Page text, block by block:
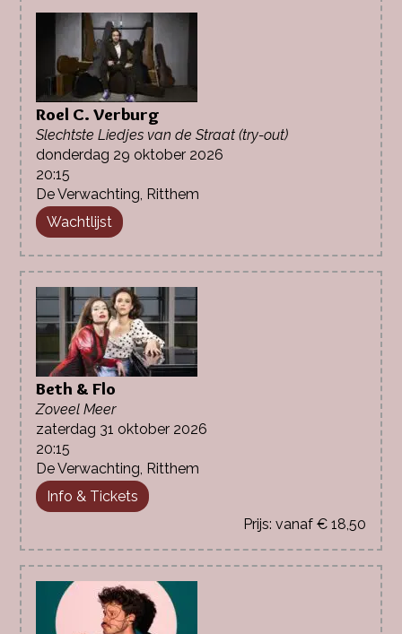
Roel C. Verburg
Slechtste Liedjes van de Straat (try-out)
donderdag 29 oktober 2026
20:15
De Verwachting, Ritthem
Wachtlijst
Beth & Flo
Zoveel Meer
zaterdag 31 oktober 2026
20:15
De Verwachting, Ritthem
Info & Tickets
vanaf € 18,50